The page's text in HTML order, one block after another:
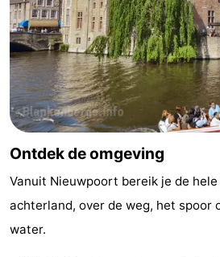
Ontdek de omgeving
Vanuit Nieuwpoort bereik je de
achterland, over de weg, het spoor
water.